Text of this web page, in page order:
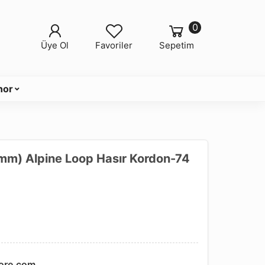
Sepetim
0
Favoriler
Üye Ol
Alpine Loop Hasır Kordon-74